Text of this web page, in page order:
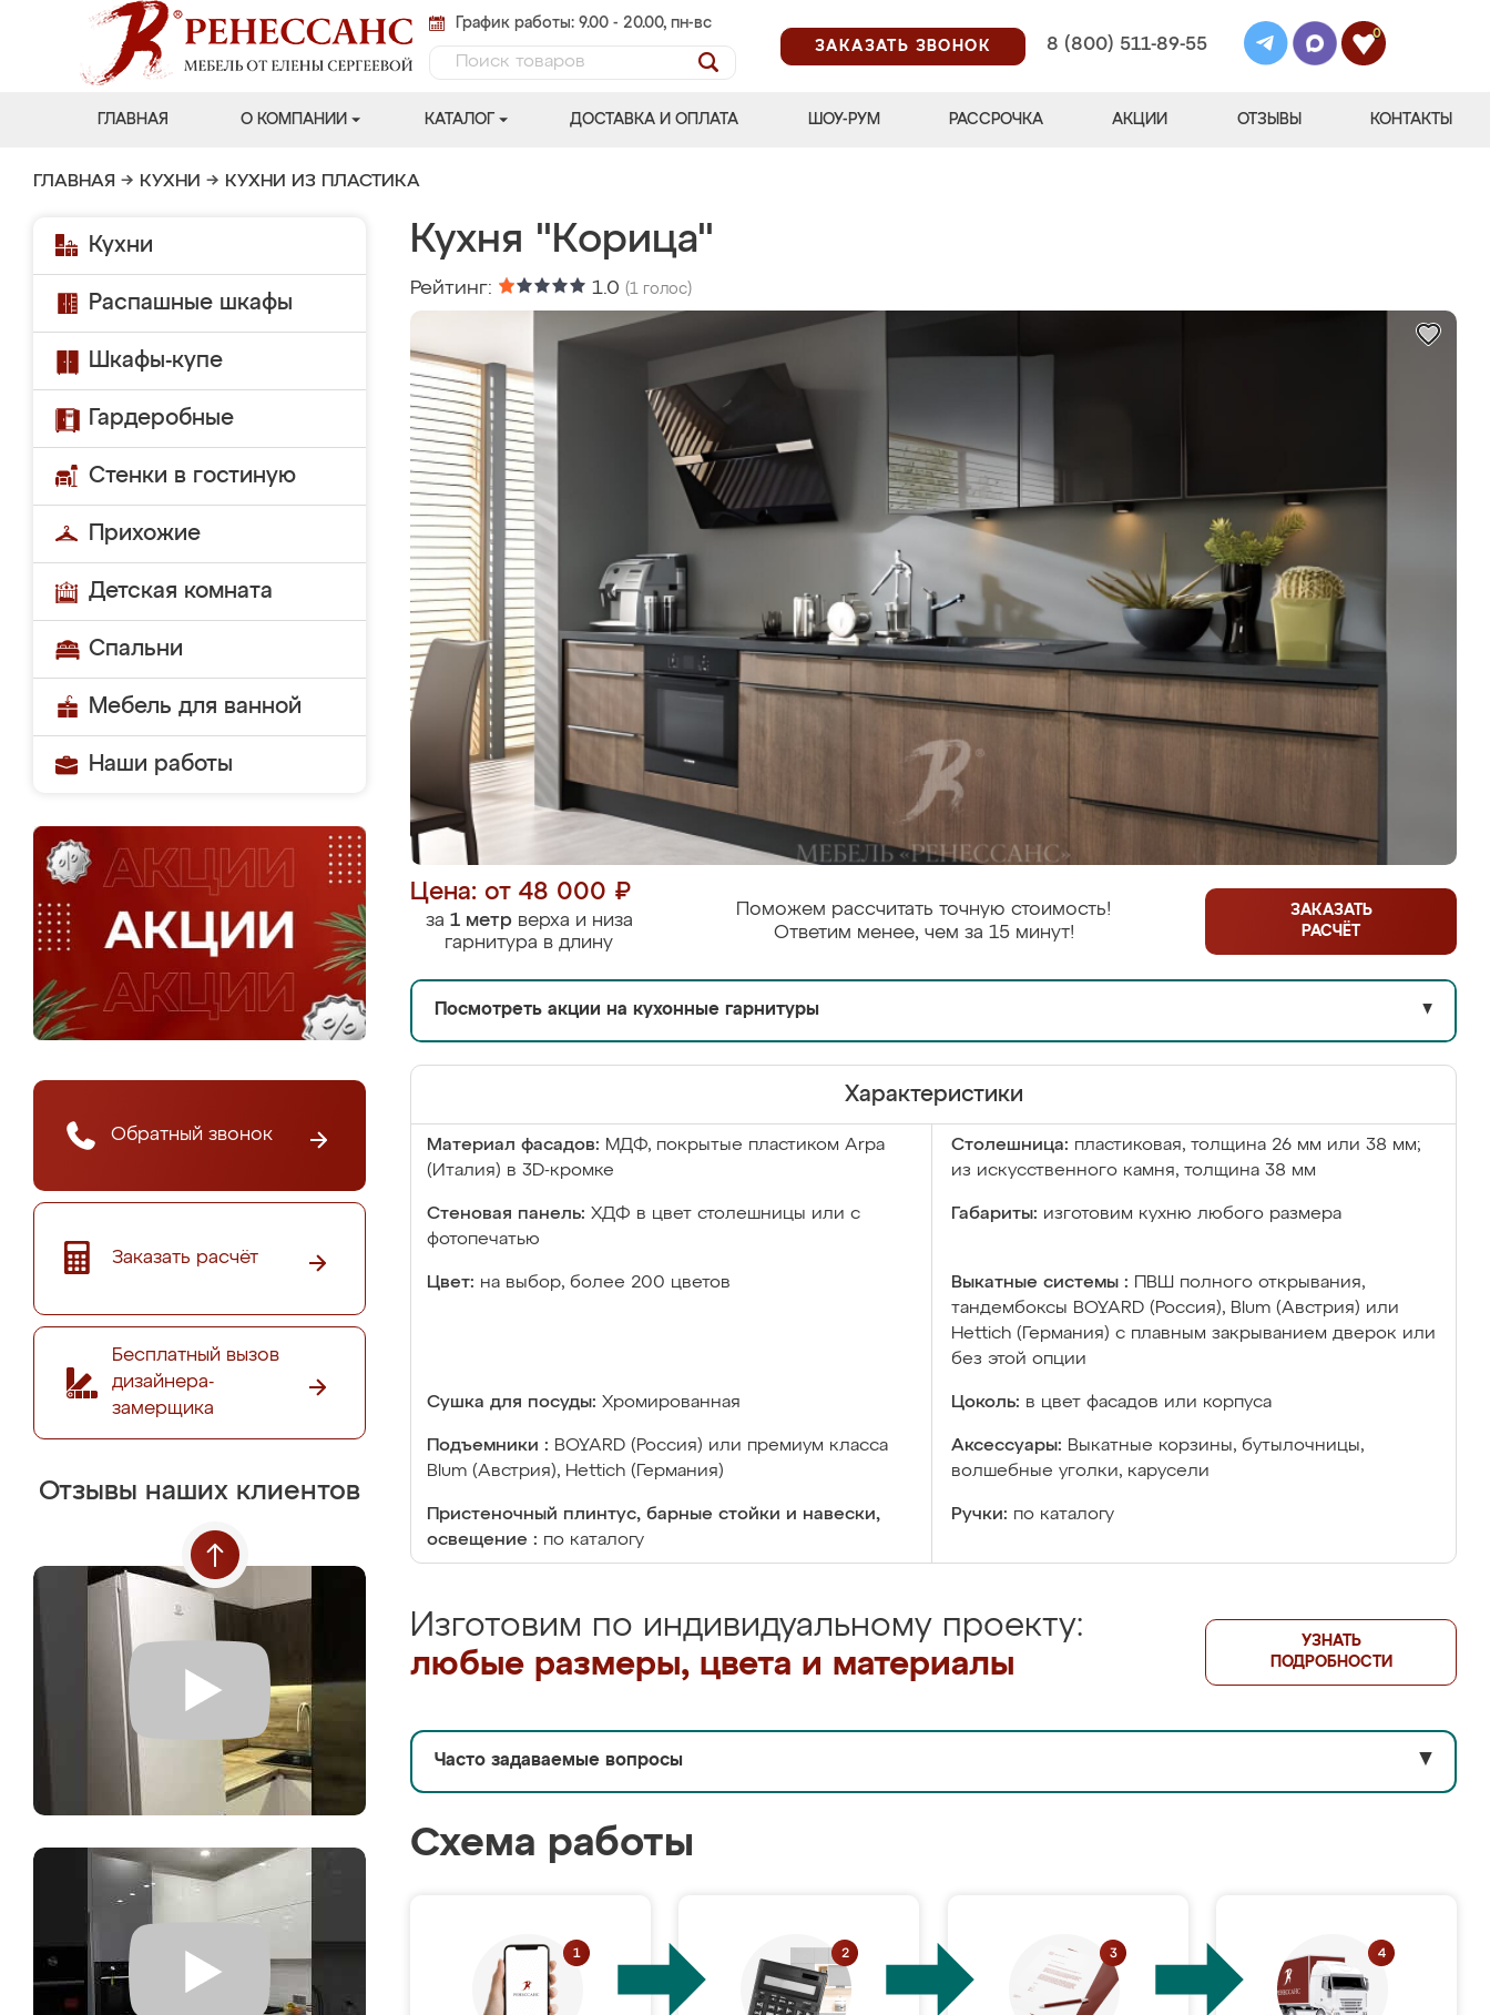
График работы: 9.00 - 20.00, пн-вс
ЗАКАЗАТЬ ЗВОНОК
8 (800) 511-89-55
0
ГЛАВНАЯ О КОМПАНИИ КАТАЛОГ ДОСТАВКА И ОПЛАТА ШОУ-РУМ РАССРОЧКА АКЦИИ ОТЗЫВЫ КОНТАКТЫ
ГЛАВНАЯ → КУХНИ → КУХНИ ИЗ ПЛАСТИКА
Кухни
Распашные шкафы
Шкафы-купе
Гардеробные
Стенки в гостиную
Прихожие
Детская комната
Спальни
Мебель для ванной
Наши работы
Обратный звонок
Заказать расчёт
Бесплатный вызов
дизайнера-
замерщика
Отзывы наших клиентов
Кухня "Корица"
Рейтинг: 1.0 (1 голос)
Цена: от 48 000 ₽
за 1 метрверха и низа
гарнитура в длину
Поможем рассчитать точную стоимость!
Ответим менее, чем за 15 минут!
ЗАКАЗАТЬ
РАСЧЁТ
Посмотреть акции на кухонные гарнитуры ▼
Характеристики
Материал фасадов: МДФ, покрытые пластиком Arpa
(Италия) в 3D-кромке
Столешница: пластиковая, толщина 26 мм или 38 мм;
из искусственного камня, толщина 38 мм
Стеновая панель: ХДФ в цвет столешницы или с
фотопечатью
Габариты: изготовим кухню любого размера
Цвет: на выбор, более 200 цветов Выкатные системы :
ПВШ полного открывания,
тандембоксы BOYARD (Россия), Blum (Австрия) или
Hettich (Германия) с плавным закрыванием дверок или
без этой опции
Сушка для посуды: Хромированная Цоколь: в цвет фасадов или корпуса
Подъемники : BOYARD (Россия) или премиум класса
Blum (Австрия), Hettich (Германия)
Аксессуары: Выкатные корзины, бутылочницы,
волшебные уголки, карусели
Пристеночный плинтус, барные стойки и навески,
освещение : по каталогу
Ручки: по каталогу
Изготовим по индивидуальному проекту:
любые размеры, цвета и материалы
УЗНАТЬ
ПОДРОБНОСТИ
Часто задаваемые вопросы ▼
Схема работы